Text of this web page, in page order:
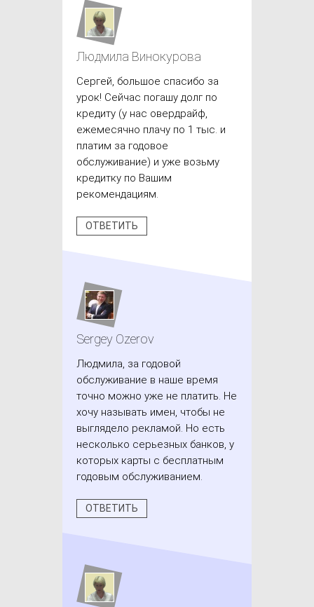
Людмила Винокурова
Сергей, большое спасибо за
урок! Сейчас погашу долг по
кредиту (у нас овердрайф,
ежемесячно плачу по 1 тыс. и
платим за годовое
обслуживание) и уже возьму
кредитку по Вашим
рекомендациям.
ОТВЕТИТЬ
Sergey Ozerov
Людмила, за годовой
обслуживание в наше время
точно можно уже не платить. Не
хочу называть имен, чтобы не
выглядело рекламой. Но есть
несколько серьезных банков, у
которых карты с бесплатным
годовым обслуживанием.
ОТВЕТИТЬ